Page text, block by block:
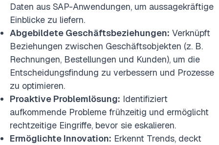
Daten aus SAP-Anwendungen, um aussagekräftige
Einblicke zu liefern.
Abgebildete Geschäftsbeziehungen: Verknüpft
Beziehungen zwischen Geschäftsobjekten (z. B.
Rechnungen, Bestellungen und Kunden), um die
Entscheidungsfindung zu verbessern und Prozesse
zu optimieren.
Proaktive Problemlösung: Identifiziert
aufkommende Probleme frühzeitig und ermöglicht
rechtzeitige Eingriffe, bevor sie eskalieren.
Ermöglichte Innovation: Erkennt Trends, deckt